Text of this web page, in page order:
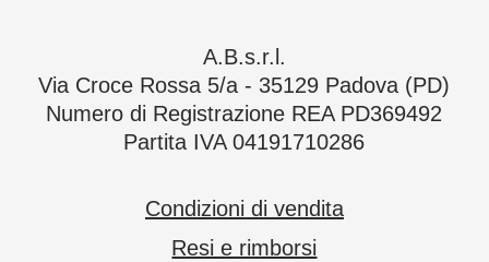
A.B.s.r.l.
Via Croce Rossa 5/a - 35129 Padova (PD)
Numero di Registrazione REA PD369492
Partita IVA 04191710286
Condizioni di vendita
Resi e rimborsi